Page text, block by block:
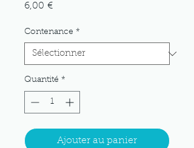
6,00 €Prix
Contenance *
Quantité *
Ajouter au panier